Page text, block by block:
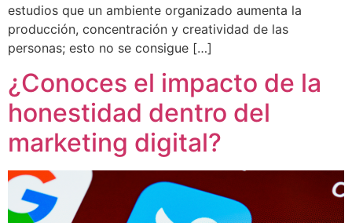
estudios que un ambiente organizado aumenta la
producción, concentración y creatividad de las
personas; esto no se consigue […]
¿Conoces el impacto de la
honestidad dentro del
marketing digital?